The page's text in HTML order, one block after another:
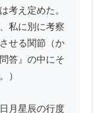
考え定めた。
私に別に考察
せる関節（か
答』の中にそ
）
月星辰の行度